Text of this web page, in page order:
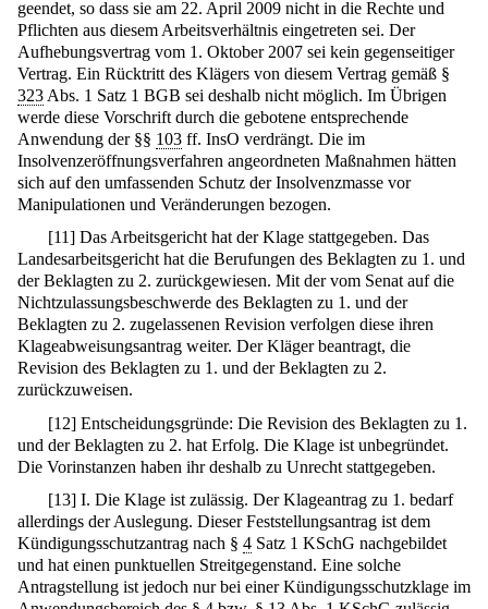
geendet, so dass sie am 22. April 2009 nicht in die Rechte und
Pflichten aus diesem Arbeitsverhältnis eingetreten sei. Der
Aufhebungsvertrag vom 1. Oktober 2007 sei kein gegenseitiger
Vertrag. Ein Rücktritt des Klägers von diesem Vertrag gemäß §
323 Abs. 1 Satz 1 BGB sei deshalb nicht möglich. Im Übrigen
werde diese Vorschrift durch die gebotene entsprechende
Anwendung der §§ 103 ff. InsO verdrängt. Die im
Insolvenzeröffnungsverfahren angeordneten Maßnahmen hätten
sich auf den umfassenden Schutz der Insolvenzmasse vor
Manipulationen und Veränderungen bezogen.
[11] Das Arbeitsgericht hat der Klage stattgegeben. Das
Landesarbeitsgericht hat die Berufungen des Beklagten zu 1. und
der Beklagten zu 2. zurückgewiesen. Mit der vom Senat auf die
Nichtzulassungsbeschwerde des Beklagten zu 1. und der
Beklagten zu 2. zugelassenen Revision verfolgen diese ihren
Klageabweisungsantrag weiter. Der Kläger beantragt, die
Revision des Beklagten zu 1. und der Beklagten zu 2.
zurückzuweisen.
[12] Entscheidungsgründe: Die Revision des Beklagten zu 1.
und der Beklagten zu 2. hat Erfolg. Die Klage ist unbegründet.
Die Vorinstanzen haben ihr deshalb zu Unrecht stattgegeben.
[13] I. Die Klage ist zulässig. Der Klageantrag zu 1. bedarf
allerdings der Auslegung. Dieser Feststellungsantrag ist dem
Kündigungsschutzantrag nach § 4 Satz 1 KSchG nachgebildet
und hat einen punktuellen Streitgegenstand. Eine solche
Antragstellung ist jedoch nur bei einer Kündigungsschutzklage im